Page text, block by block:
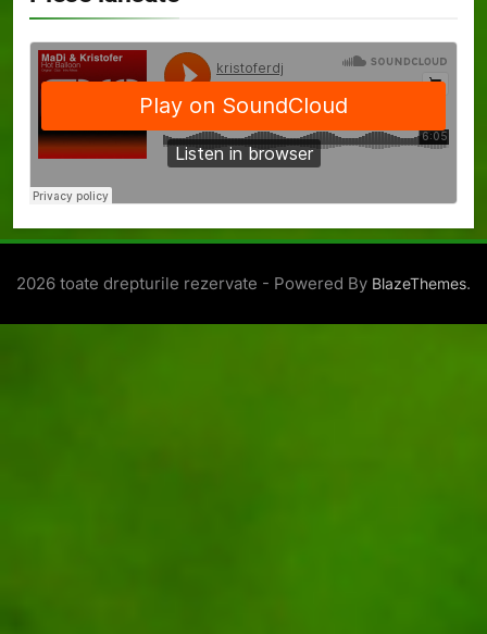
2026 toate drepturile rezervate - Powered By BlazeThemes.